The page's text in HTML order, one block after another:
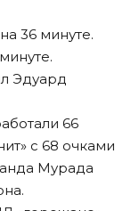
36 минуте.
Эдуард
66
с 68 очками
Мурада